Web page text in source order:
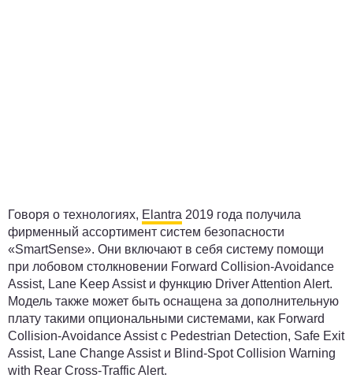
Говоря о технологиях, Elantra 2019 года получила
фирменный ассортимент систем безопасности
«SmartSense». Они включают в себя систему помощи
при лобовом столкновении Forward Collision-Avoidance
Assist, Lane Keep Assist и функцию Driver Attention Alert.
Модель также может быть оснащена за дополнительную
плату такими опциональными системами, как Forward
Collision-Avoidance Assist с Pedestrian Detection, Safe Exit
Assist, Lane Change Assist и Blind-Spot Collision Warning
with Rear Cross-Traffic Alert.